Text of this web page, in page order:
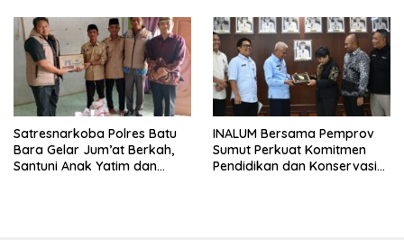
Satgas TMMD Ke-129 Kodim
0208/Asahan
Gambus
Satresnarkoba Polres Batu
Bara Gelar Jum’at Berkah,
Santuni Anak Yatim dan
INALUM Bersama Pemprov
Sumut Perkuat Komitmen
Pendidikan dan Konservasi